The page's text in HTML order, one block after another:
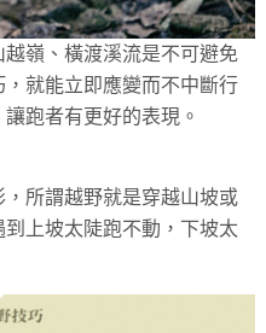
嶺、橫渡溪流是不可避免
就能立即應變而不中斷行
跑者有更好的表現。
所謂越野就是穿越山坡或
上坡太陡跑不動，下坡太